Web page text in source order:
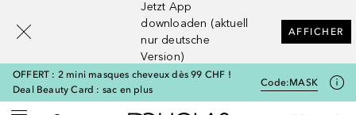
Jetzt App
downloaden (aktuell
nur deutsche
Version)
AFFICHER
OFFERT : 2 mini masques cheveux dès 99 CHF !
Deal Beauty Card : sac en plus
Code:MASK
[navigation.slideout.screenreader]